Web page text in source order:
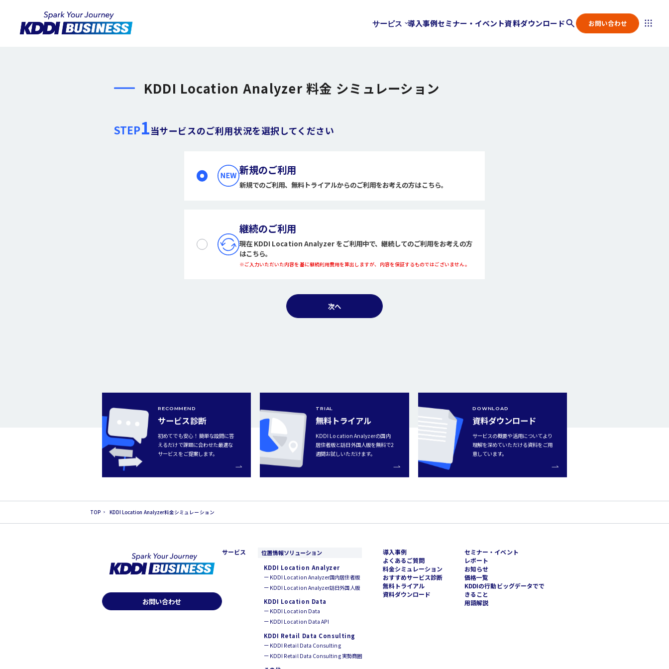
サービス 導入事例セミナー・イベント資料ダウンロード お問い合わせ
KDDI Location Analyzer 料金 シミュレーション
STEP1当サービスのご利用状況を選択してください
新規のご利用
新規でのご利用、無料トライアルからのご利用をお考えの方はこちら。
継続のご利用
現在 KDDI Location Analyzer をご利用中で、継続してのご利用をお考えの方
はこちら。
※ご入力いただいた内容を基に継続利用費用を算出しますが、内容を保証するものではございません。
次へ
RECOMMEND
サービス診断
初めてでも安心！ 簡単な設問に答
えるだけで課題に合わせた最適な
サービスをご提案します。
TRIAL
無料トライアル
KDDI Location Analyzerの国内
居住者版と訪日外国人版を無料で2
週間お試しいただけます。
DOWNLOAD
資料ダウンロード
サービスの概要や活用についてより
理解を深めていただける資料をご用
意しています。
TOP KDDI Location Analyzer料金シミュレーション
お問い合わせ
サービス
位置情報ソリューション
KDDI Location Analyzer
ー KDDI Location Analyzer国内居住者版
ー KDDI Location Analyzer訪日外国人版
KDDI Location Data
ー KDDI Location Data
ー KDDI Location Data API
KDDI Retail Data Consulting
ー KDDI Retail Data Consulting
ー KDDI Retail Data Consulting 実勢商圏
導入事例
よくあるご質問
料金シミュレーション
おすすめサービス診断
無料トライアル
資料ダウンロード
セミナー・イベント
レポート
お知らせ
価格一覧
KDDIの行動ビッグデータでで
きること
用語解説